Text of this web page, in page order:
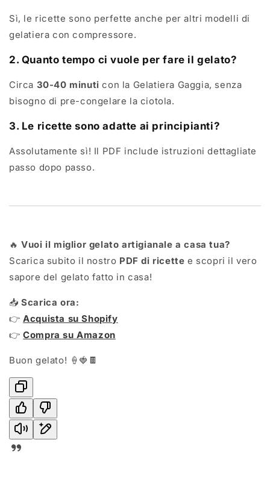
Sì, le ricette sono perfette anche per altri modelli di
gelatiera con compressore.
2. Quanto tempo ci vuole per fare il gelato?
Circa 30-40 minuti con la Gelatiera Gaggia, senza
bisogno di pre-congelare la ciotola.
3. Le ricette sono adatte ai principianti?
Assolutamente sì! Il PDF include istruzioni dettagliate
passo dopo passo.
🔥Vuoi il miglior gelato artigianale a casa tua?
Scarica subito il nostro PDF di ricette e scopri il vero
sapore del gelato fatto in casa!
📥Scarica ora:
👉Acquista su Shopify
👉Compra su Amazon
Buon gelato! 🍦🍓🍫